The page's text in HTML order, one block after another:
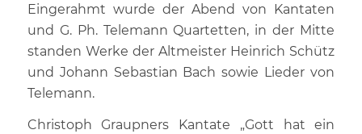
Eingerahmt wurde der Abend von Kantaten
und G. Ph. Telemann Quartetten, in der Mitte
standen Werke der Altmeister Heinrich Schütz
und Johann Sebastian Bach sowie Lieder von
Telemann.
Christoph Graupners Kantate „Gott hat ein